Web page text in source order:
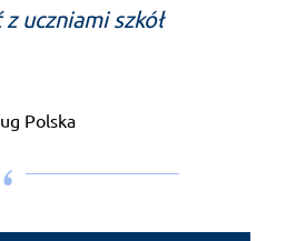
uczniami szkół
Polska